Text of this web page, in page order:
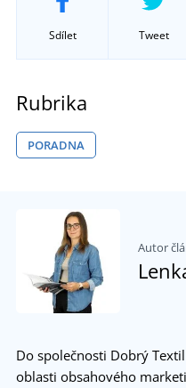
Sdílet Tweet
Rubrika
PORADNA
Autor
Do společnosti Dobrý
oblasti obsahového